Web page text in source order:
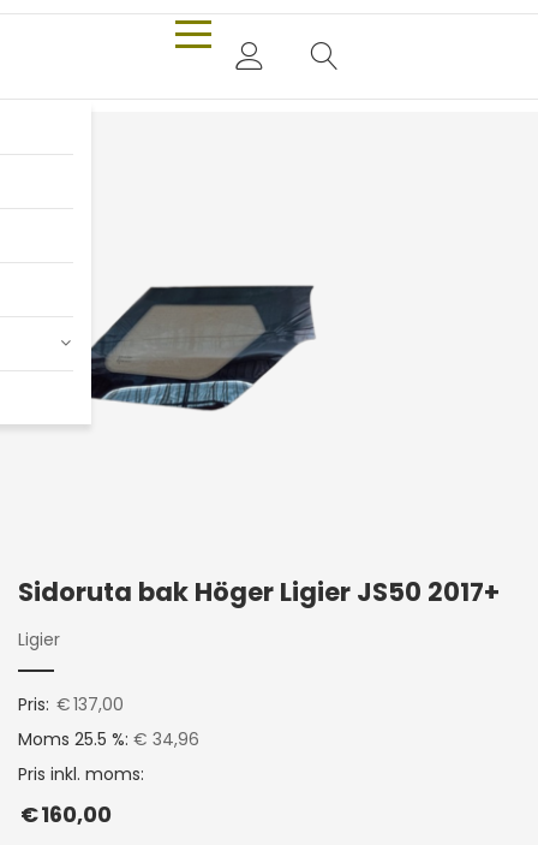
Sidoruta bak Höger Ligier JS50 2017+
Ligier
Pris: €137,00
Moms 25.5 %: € 34,96
Pris inkl. moms:
€160,00